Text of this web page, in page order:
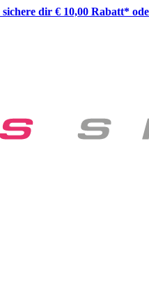
sichere dir € 10,00 Rabatt*